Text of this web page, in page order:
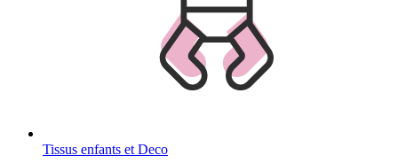
Tissus enfants et Deco